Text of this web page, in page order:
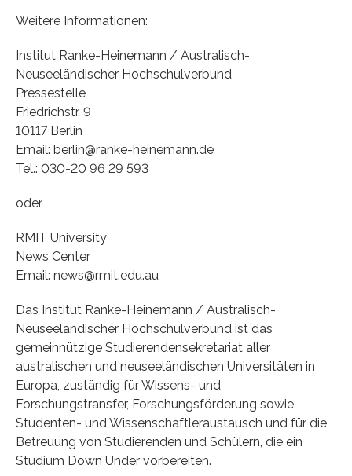
Weitere Informationen:
Institut Ranke-Heinemann / Australisch-
Neuseeländischer Hochschulverbund
Pressestelle
Friedrichstr. 9
10117 Berlin
Email: berlin@ranke-heinemann.de
Tel.: 030-20 96 29 593
oder
RMIT University
News Center
Email: news@rmit.edu.au
Das Institut Ranke-Heinemann / Australisch-
Neuseeländischer Hochschulverbund ist das
gemeinnützige Studierendensekretariat aller
australischen und neuseeländischen Universitäten in
Europa, zuständig für Wissens- und
Forschungstransfer, Forschungsförderung sowie
Studenten- und Wissenschaftleraustausch und für die
Betreuung von Studierenden und Schülern, die ein
Studium Down Under vorbereiten.